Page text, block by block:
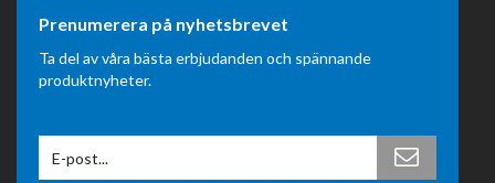
Prenumerera på nyhetsbrevet
Ta del av våra bästa erbjudanden och spännande
produktnyheter.